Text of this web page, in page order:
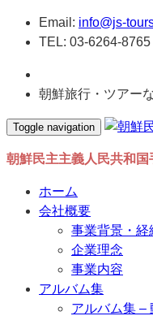
Email: info@js-
TEL: 03-6264-8765
朝鮮旅行・ツアー
Toggle navigation
朝鮮民主主義人民共和
ホーム
会社概要
事業背景・経
企業理念
事業内容
アルバム集
アルバム集 –